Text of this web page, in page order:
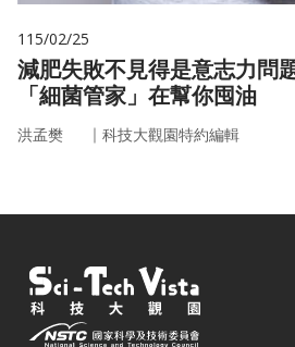
115/02/25
減肥失敗不見得是意志力問
「細菌管家」在幫你囤油
洪孟樊 ｜ 科技大觀園特約編輯